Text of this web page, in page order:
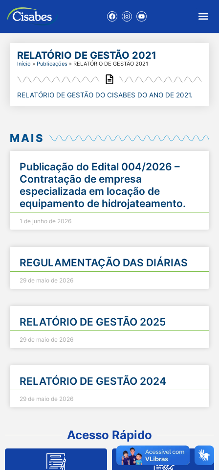
RELATÓRIO DE GESTÃO 2021
Início » Publicações » RELATÓRIO DE GESTÃO 2021
RELATÓRIO DE GESTÃO DO CISABES DO ANO DE 2021.
MAIS
Publicação do Edital 004/2026 –
Contratação de empresa
especializada em locação de
equipamento de hidrojateamento.
1 de junho de 2026
REGULAMENTAÇÃO DAS DIÁRIAS
29 de maio de 2026
RELATÓRIO DE GESTÃO 2025
29 de maio de 2026
RELATÓRIO DE GESTÃO 2024
29 de maio de 2026
Acesso Rápido